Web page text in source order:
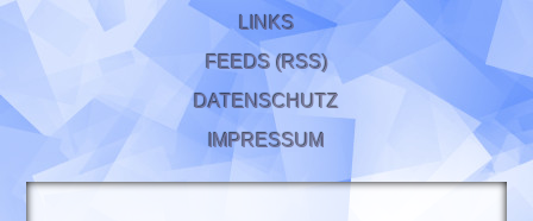
LINKS
FEEDS (RSS)
DATENSCHUTZ
IMPRESSUM